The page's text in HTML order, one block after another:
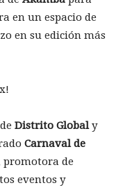
en un espacio de
en su edición más
Distrito Globaly
Carnaval de
promotora de
eventos y